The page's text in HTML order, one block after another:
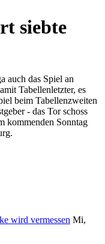
siebte
auch das Spiel an
Tabellenletzter, es
beim Tabellenzweiten
- das Tor schoss
kommenden Sonntag
wird vermessen Mi,